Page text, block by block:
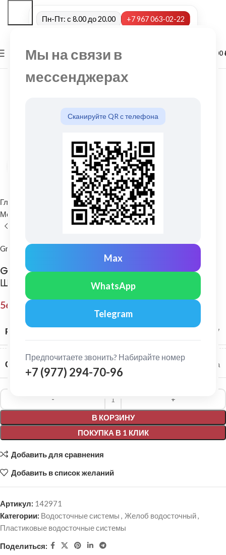
Мы на связи в
мессенджерах
Сканируйте QR с телефона
Max
WhatsApp
Telegram
Предпочитаете звонить? Набирайте номер
+7 (977) 294-70-96
Пн-Пт: с 8.00 до 20.00 +7 967 063-02-22
МЕНЮ 0,00
Нажмите, чтобы увеличить
Главная
Водосточные системы
Металлические водосточные системы Желоб водосточный
Grand Line
Grand Line: Желоб водосточный Классика 3м
Шоколад
564,00
РАЗМЕР СИСТЕМЫ 120/87
СЕРИЯ Классика
В КОРЗИНУ
ПОКУПКА В 1 КЛИК
Alternative:
Добавить для сравнения
Добавить в список желаний
Артикул: 142971
Категории: Водосточные системы , Желоб водосточный,
Пластиковые водосточные системы
Поделиться: